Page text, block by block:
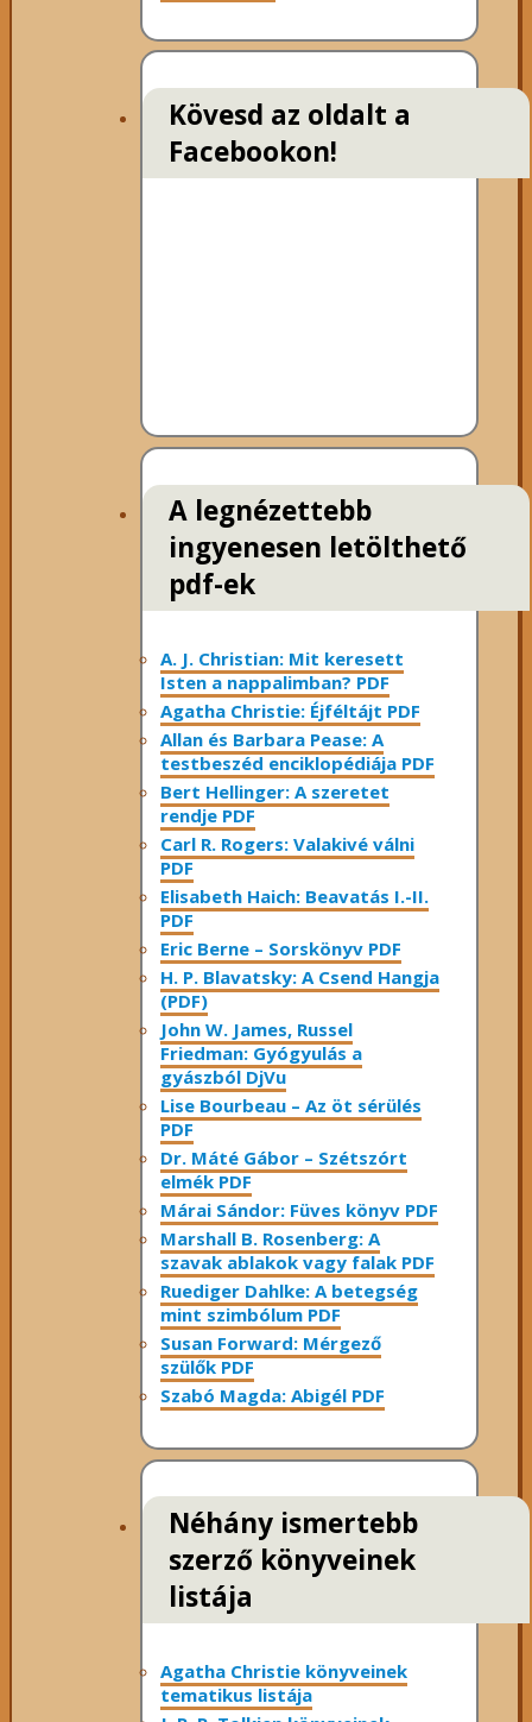
Kövesd az oldalt a
Facebookon!
A legnézettebb
ingyenesen letölthető
pdf-ek
A. J. Christian: Mit keresett
Isten a nappalimban? PDF
Agatha Christie: Éjféltájt PDF
Allan és Barbara Pease: A
testbeszéd enciklopédiája PDF
Bert Hellinger: A ​szeretet
rendje PDF
Carl R. Rogers: Valakivé válni
PDF
Elisabeth Haich: Beavatás I.-II.
PDF
Eric Berne – Sorskönyv PDF
H. P. Blavatsky: A Csend Hangja
(PDF)
John W. James, Russel
Friedman: Gyógyulás a
gyászból DjVu
Lise Bourbeau – Az öt sérülés
PDF
Dr. Máté Gábor – Szétszórt
elmék PDF
Márai Sándor: Füves könyv PDF
Marshall B. Rosenberg: A
szavak ablakok vagy falak PDF
Ruediger Dahlke: A betegség
mint szimbólum PDF
Susan Forward: Mérgező
szülők PDF
Szabó Magda: Abigél PDF
Néhány ismertebb
szerző könyveinek
listája
Agatha Christie könyveinek
tematikus listája